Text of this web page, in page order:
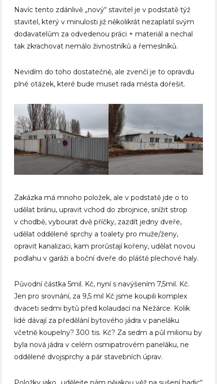
Navíc tento zdánlivě „nový“ stavitel je v podstatě týž
stavitel, který v minulosti již několikrát nezaplatil svým
dodavatelům za odvedenou práci + materiál a nechal
tak zkrachovat nemálo živnostníků a řemeslníků.
Nevidím do toho dostatečně, ale zvenčí je to opravdu
plné otázek, které bude muset rada města dořešit.
Zakázka má mnoho položek, ale v podstatě jde o to
udělat bránu, upravit vchod do zbrojnice, snížit strop
v chodbě, vybourat dvě příčky, zazdít jedny dveře,
udělat oddělené sprchy a toalety pro muže/ženy,
opravit kanalizaci, kam prorůstají kořeny, udělat novou
podlahu v garáži a boční dveře do pláště plechové haly.
Původní částka 5mil. Kč, nyní s navýšením 7,5mil. Kč.
Jen pro srovnání, za 9,5 mil Kč jsme koupili komplex
dvaceti sedmi bytů před kolaudací na Nežárce. Kolik
lidé dávají za předělání bytového jádra v paneláku
včetně koupelny? 300 tis. Kč? Za sedm a půl milionu by
byla nová jádra v celém osmipatrovém paneláku, ne
oddělené dvojsprchy a pár stavebních úprav.